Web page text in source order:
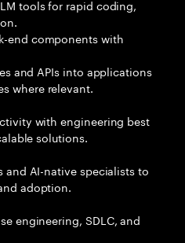
tools for rapid coding,
end components with
and APIs into applications
where relevant.
with engineering best
solutions.
AI-native specialists to
adoption.
engineering, SDLC, and